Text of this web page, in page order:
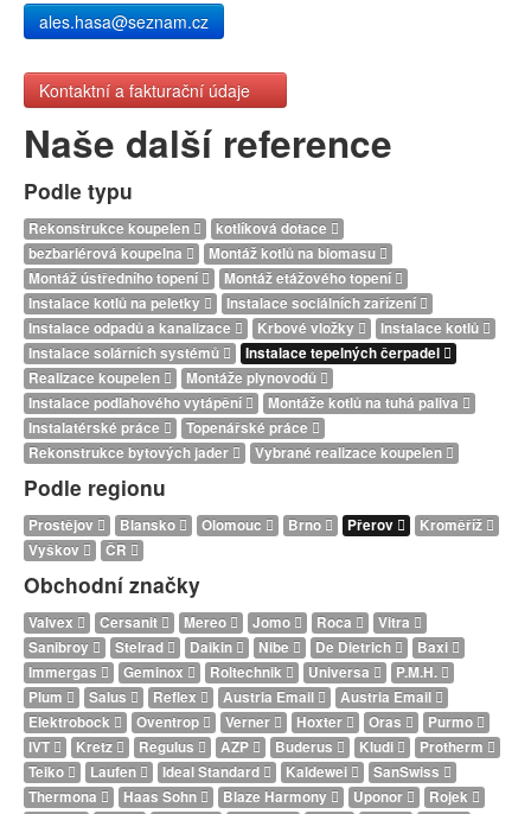
ales.hasa@seznam.cz
Kontaktní a fakturační údaje
Naše další reference
Podle typu
Rekonstrukce koupelen
kotlíková dotace
bezbariérová koupelna
Montáž kotlů na biomasu
Montáž ústředního topení
Montáž etážového topení
Instalace kotlů na peletky
Instalace sociálních zařízení
Instalace odpadů a kanalizace
Krbové vložky
Instalace kotlů
Instalace solárních systémů
Instalace tepelných čerpadel
Realizace koupelen
Montáže plynovodů
Instalace podlahového vytápění
Montáže kotlů na tuhá paliva
Instalatérské práce
Topenářské práce
Rekonstrukce bytových jader
Vybrané realizace koupelen
Podle regionu
Prostějov Blansko Olomouc Brno Přerov
Kroměříž
Vyškov
ČR
Obchodní značky
Valvex Cersanit Mereo Jomo Roca
Vitra
Sanibroy
Stelrad Daikin Nibe De Dietrich
Baxi
Immergas
Geminox Roltechnik Universa
P.M.H.
Plum
Salus Reflex Austria Email
Austria Email
Elektrobock
Oventrop Verner Hoxter Oras
Purmo
IVT
Kretz Regulus AZP Buderus Kludi
Protherm
Teiko
Laufen Ideal Standard Kaldewei
SanSwiss
Thermona
Haas Sohn Blaze Harmony Uponor
Rojek